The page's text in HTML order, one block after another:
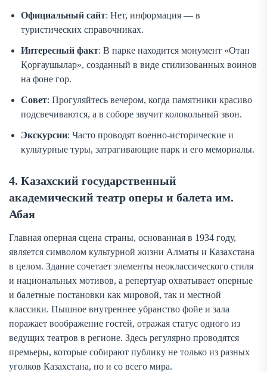
Официальный сайт: Нет, информация — в
туристических справочниках.
Интересный факт: В парке находится монумент «Отан
Қорғаушылар», созданный в виде стилизованных воинов
на фоне гор.
Совет: Прогуляйтесь вечером, когда памятники красиво
подсвечиваются, а в соборе звучит колокольный звон.
Экскурсии: Часто проводят военно-исторические и
культурные туры, затрагивающие парк и его мемориалы.
4. Казахский государственный
академический театр оперы и балета им.
Абая
Главная оперная сцена страны, основанная в 1934 году,
является символом культурной жизни Алматы и Казахстана
в целом. Здание сочетает элементы неоклассического стиля
и национальных мотивов, а репертуар охватывает оперные
и балетные постановки как мировой, так и местной
классики. Пышное внутреннее убранство фойе и зала
поражает воображение гостей, отражая статус одного из
ведущих театров в регионе. Здесь регулярно проводятся
премьеры, которые собирают публику не только из разных
уголков Казахстана, но и со всего мира.